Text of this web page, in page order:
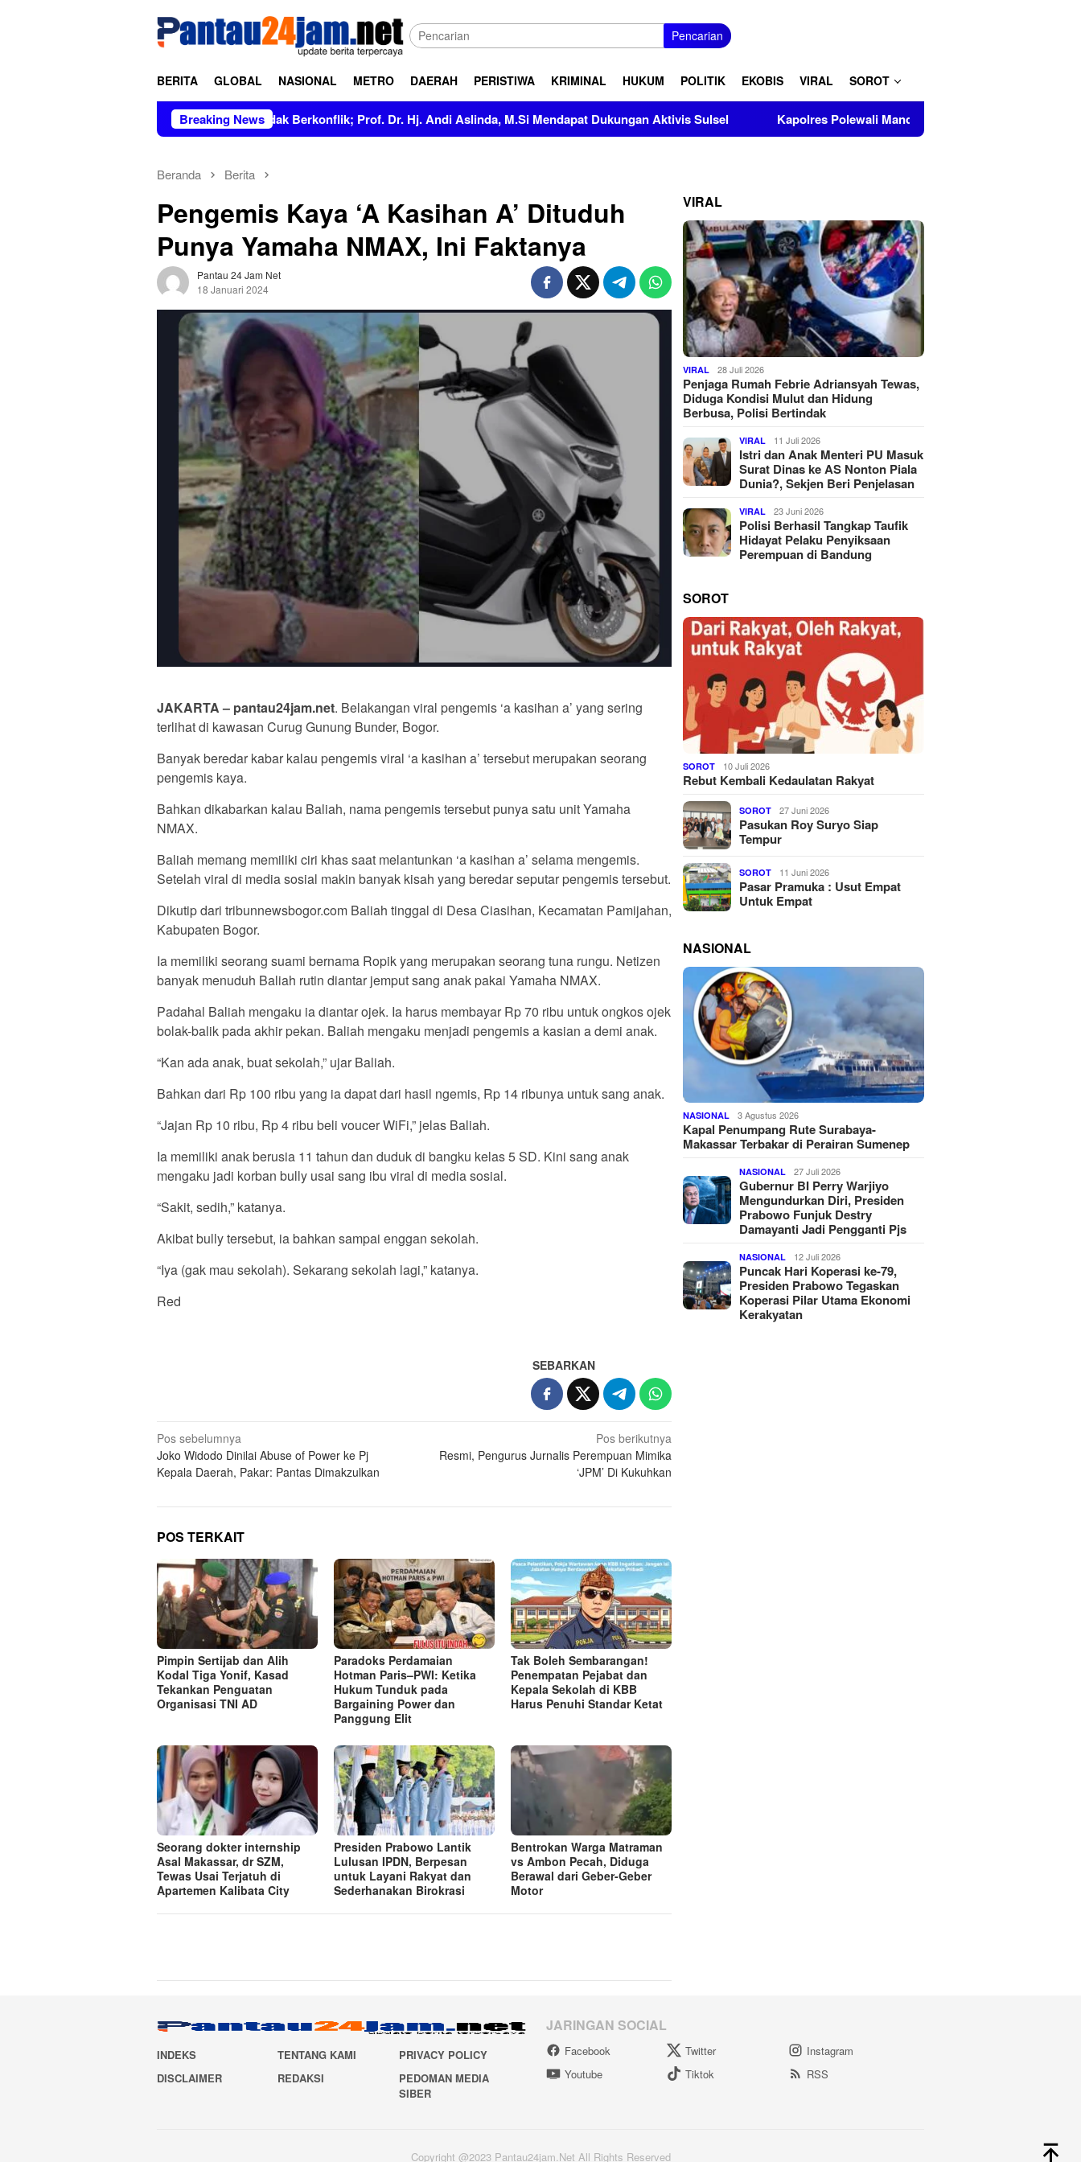
Pencarian
BERITA GLOBAL NASIONAL METRO DAERAH PERISTIWA KRIMINAL HUKUM POLITIK EKOBIS VIRAL SOROT
Breaking News
Dipimpin Figur Bersih dan Tidak Berkonflik; Prof. Dr. Hj. Andi Aslinda, M.Si Mendapat Dukungan Aktivis Sulsel Kapolres Polewali Mandar Turut Musnahkan Barang Bukti Perkara
Beranda Berita
Pengemis Kaya ‘A Kasihan A’ Dituduh
Punya Yamaha NMAX, Ini Faktanya
Pantau 24 Jam Net
18 Januari 2024
JAKARTA – pantau24jam.net. Belakangan viral pengemis ‘a kasihan a’ yang sering
terlihat di kawasan Curug Gunung Bunder, Bogor.
Banyak beredar kabar kalau pengemis viral ‘a kasihan a’ tersebut merupakan seorang
pengemis kaya.
Bahkan dikabarkan kalau Baliah, nama pengemis tersebut punya satu unit Yamaha
NMAX.
Baliah memang memiliki ciri khas saat melantunkan ‘a kasihan a’ selama mengemis.
Setelah viral di media sosial makin banyak kisah yang beredar seputar pengemis tersebut.
Dikutip dari tribunnewsbogor.com Baliah tinggal di Desa Ciasihan, Kecamatan Pamijahan,
Kabupaten Bogor.
Ia memiliki seorang suami bernama Ropik yang merupakan seorang tuna rungu. Netizen
banyak menuduh Baliah rutin diantar jemput sang anak pakai Yamaha NMAX.
Padahal Baliah mengaku ia diantar ojek. Ia harus membayar Rp 70 ribu untuk ongkos ojek
bolak-balik pada akhir pekan. Baliah mengaku menjadi pengemis a kasian a demi anak.
“Kan ada anak, buat sekolah,” ujar Baliah.
Bahkan dari Rp 100 ribu yang ia dapat dari hasil ngemis, Rp 14 ribunya untuk sang anak.
“Jajan Rp 10 ribu, Rp 4 ribu beli voucer WiFi,” jelas Baliah.
Ia memiliki anak berusia 11 tahun dan duduk di bangku kelas 5 SD. Kini sang anak
mengaku jadi korban bully usai sang ibu viral di media sosial.
“Sakit, sedih,” katanya.
Akibat bully tersebut, ia bahkan sampai enggan sekolah.
“Iya (gak mau sekolah). Sekarang sekolah lagi,” katanya.
Red
SEBARKAN
Navigasi
pos
Pos sebelumnya
Joko Widodo Dinilai Abuse of Power ke Pj
Kepala Daerah, Pakar: Pantas Dimakzulkan
Pos berikutnya
Resmi, Pengurus Jurnalis Perempuan Mimika
‘JPM’ Di Kukuhkan
POS TERKAIT
Pimpin Sertijab dan Alih
Kodal Tiga Yonif, Kasad
Tekankan Penguatan
Organisasi TNI AD
Paradoks Perdamaian
Hotman Paris–PWI: Ketika
Hukum Tunduk pada
Bargaining Power dan
Panggung Elit
Tak Boleh Sembarangan!
Penempatan Pejabat dan
Kepala Sekolah di KBB
Harus Penuhi Standar Ketat ​
Seorang dokter internship
Asal Makassar, dr SZM,
Tewas Usai Terjatuh di
Apartemen Kalibata City
Presiden Prabowo Lantik
Lulusan IPDN, Berpesan
untuk Layani Rakyat dan
Sederhanakan Birokrasi
Bentrokan Warga Matraman
vs Ambon Pecah, Diduga
Berawal dari Geber-Geber
Motor
VIRAL
VIRAL 28 Juli 2026
Penjaga Rumah Febrie Adriansyah Tewas,
Diduga Kondisi Mulut dan Hidung
Berbusa, Polisi Bertindak
VIRAL 11 Juli 2026
Istri dan Anak Menteri PU Masuk
Surat Dinas ke AS Nonton Piala
Dunia?, Sekjen Beri Penjelasan
VIRAL 23 Juni 2026
Polisi Berhasil Tangkap Taufik
Hidayat Pelaku Penyiksaan
Perempuan di Bandung
SOROT
SOROT 10 Juli 2026
Rebut Kembali Kedaulatan Rakyat
SOROT 27 Juni 2026
Pasukan Roy Suryo Siap
Tempur
SOROT 11 Juni 2026
Pasar Pramuka : Usut Empat
Untuk Empat
NASIONAL
NASIONAL 3 Agustus 2026
Kapal Penumpang Rute Surabaya-
Makassar Terbakar di Perairan Sumenep
NASIONAL 27 Juli 2026
Gubernur BI Perry Warjiyo
Mengundurkan Diri, Presiden
Prabowo Funjuk Destry
Damayanti Jadi Pengganti Pjs
NASIONAL 12 Juli 2026
Puncak Hari Koperasi ke-79,
Presiden Prabowo Tegaskan
Koperasi Pilar Utama Ekonomi
Kerakyatan
INDEKS TENTANG KAMI
PRIVACY POLICY
DISCLAIMER
REDAKSI
PEDOMAN MEDIA
SIBER
JARINGAN SOCIAL
Facebook Twitter
Instagram
Youtube
Tiktok RSS
Copyright @2023 Pantau24jam.Net All Rights Reserved